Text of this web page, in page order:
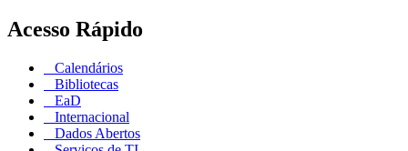
Acesso Rápido
Calendários
Bibliotecas
EaD
Internacional
Dados Abertos